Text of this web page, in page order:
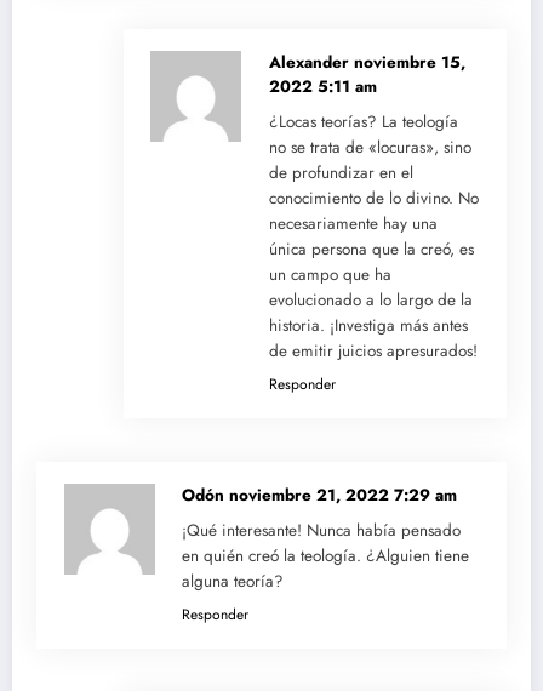
Alexander noviembre 15,
2022 5:11 am
¿Locas teorías? La teología
no se trata de «locuras», sino
de profundizar en el
conocimiento de lo divino. No
necesariamente hay una
única persona que la creó, es
un campo que ha
evolucionado a lo largo de la
historia. ¡Investiga más antes
de emitir juicios apresurados!
Responder
Odón noviembre 21, 2022 7:29 am
¡Qué interesante! Nunca había pensado
en quién creó la teología. ¿Alguien tiene
alguna teoría?
Responder